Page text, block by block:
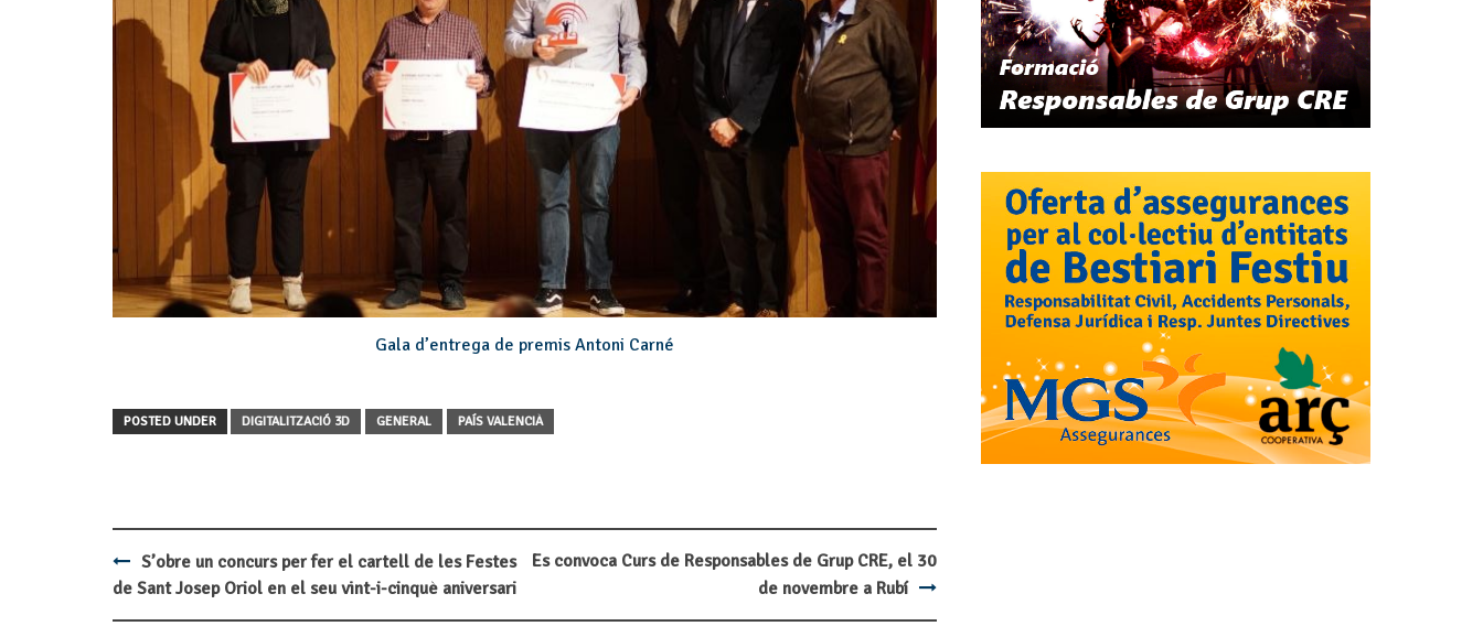
Gala d’entrega de premis Antoni Carné
POSTED UNDER DIGITALITZACIÓ 3D GENERAL PAÍS VALENCIÀ
Post
navigation
S’obre un concurs per fer el cartell de les Festes
de Sant Josep Oriol en el seu vint-i-cinquè aniversari
Es convoca Curs de Responsables de Grup CRE, el 30
de novembre a Rubí